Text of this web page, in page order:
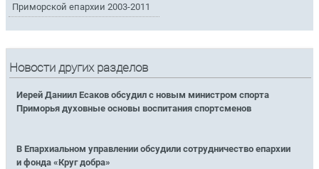
Приморской епархии 2003-2011
Новости других разделов
Иерей Даниил Есаков обсудил с новым министром спорта
Приморья духовные основы воспитания спортсменов
В Епархиальном управлении обсудили сотрудничество епархии
и фонда «Круг добра»